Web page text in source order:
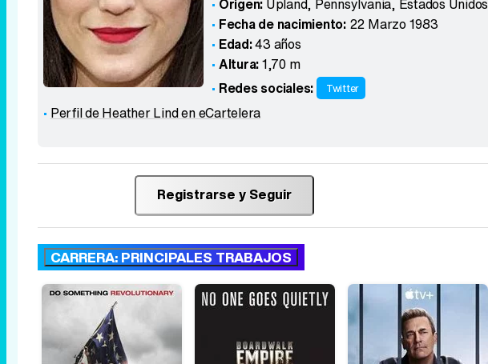
Origen: Upland, Pennsylvania, Estados Unidos
Fecha de nacimiento: 22 Marzo 1983
Edad:43 años
Altura:1,70 m
Redes sociales:
Twitter
Perfil de Heather Lind en eCartelera
Registrarse y Seguir
CARRERA: PRINCIPALES TRABAJOS